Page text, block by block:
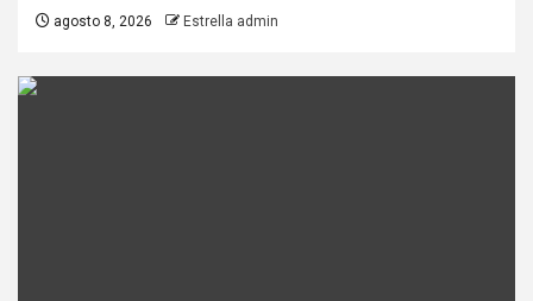
agosto 8, 2026 Estrella admin